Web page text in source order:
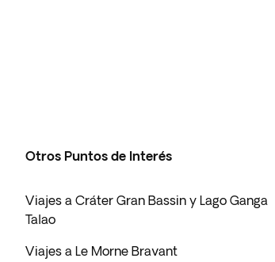
Otros Puntos de Interés
Viajes a Cráter Gran Bassin y Lago Ganga
Talao
Viajes a Le Morne Bravant